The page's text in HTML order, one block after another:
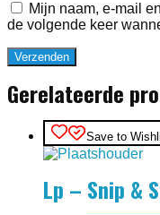
Mijn naam, e-mail
de volgende keer
Gerelateerde
Save to
Lp – Snip &